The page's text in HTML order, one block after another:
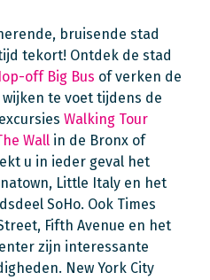
bruisende stad
tekort! Ontdek de stad
off Big Bus of verken de
te voet tijdens de
Walking Tour
Wall in de Bronx of
u in ieder geval het
Little Italy en het
SoHo. Ook Times
Fifth Avenue en het
zijn interessante
New York City